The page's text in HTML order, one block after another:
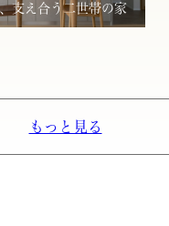
支え合う二世帯の家
もっと見る